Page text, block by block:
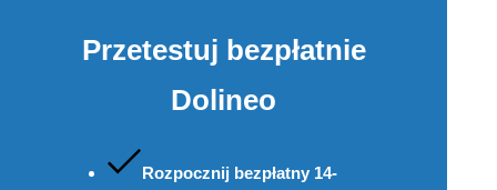
Przetestuj bezpłatnie
Dolineo
Rozpocznij bezpłatny 14-